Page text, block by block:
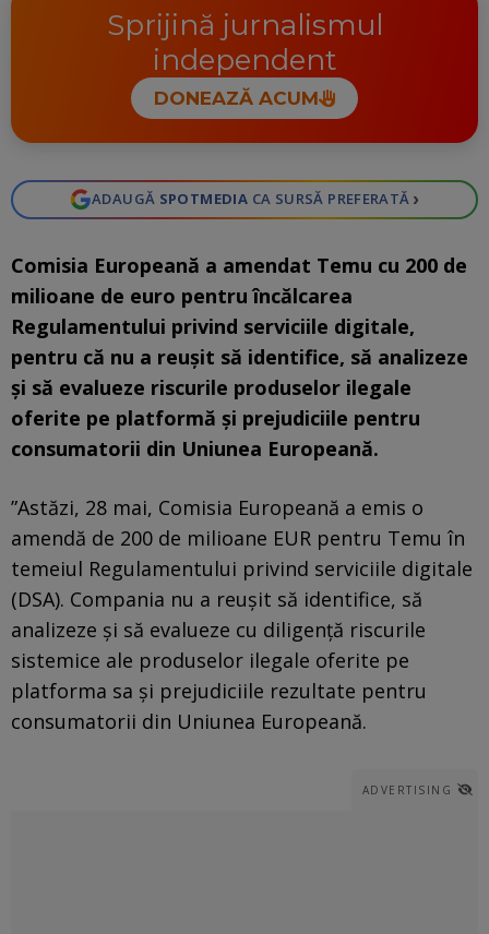
Sprijină jurnalismul
independent
DONEAZĂ ACUM
ADAUGĂ SPOTMEDIA CA SURSĂ PREFERATĂ ›
Comisia Europeană a amendat Temu cu 200 de
milioane de euro pentru încălcarea
Regulamentului privind serviciile digitale,
pentru că nu a reuşit să identifice, să analizeze
şi să evalueze riscurile produselor ilegale
oferite pe platformă şi prejudiciile pentru
consumatorii din Uniunea Europeană.
”Astăzi, 28 mai, Comisia Europeană a emis o
amendă de 200 de milioane EUR pentru Temu în
temeiul Regulamentului privind serviciile digitale
(DSA). Compania nu a reuşit să identifice, să
analizeze şi să evalueze cu diligenţă riscurile
sistemice ale produselor ilegale oferite pe
platforma sa şi prejudiciile rezultate pentru
consumatorii din Uniunea Europeană.
ADVERTISING